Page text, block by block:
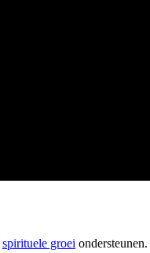
spirituele groei ondersteunen.